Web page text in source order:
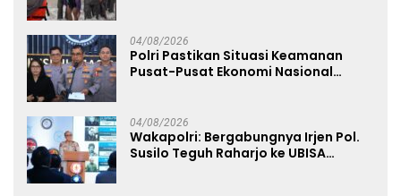
04/08/2026
Polri Pastikan Situasi Keamanan
Pusat-Pusat Ekonomi Nasional
04/08/2026
Wakapolri: Bergabungnya Irjen Pol.
Susilo Teguh Raharjo ke UBISA